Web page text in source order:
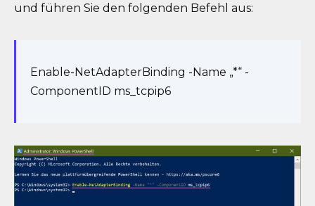
und führen Sie den folgenden Befehl aus:
Enable-NetAdapterBinding -Name „*“ -
ComponentID ms_tcpip6